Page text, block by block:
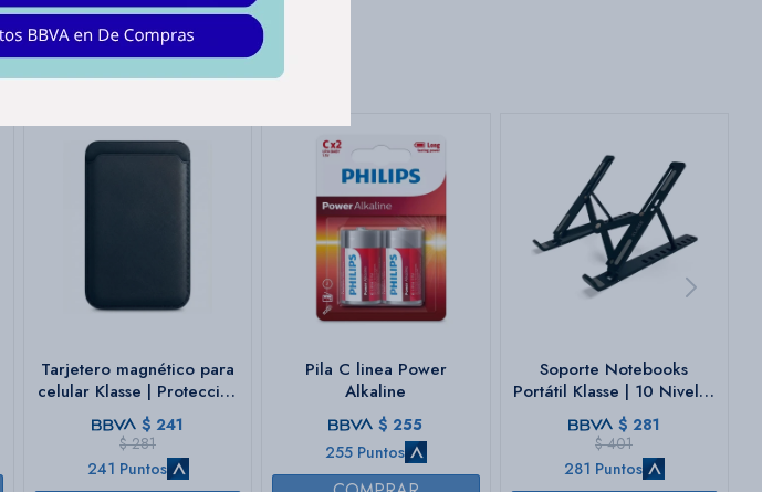
Tarjetero magnético para
celular Klasse | Protección
RFID integrada
$ 241
$ 281
241 Puntos
Pila C linea Power
Alkaline
$ 255
255 Puntos
Soporte Notebooks
Portátil Klasse | 10 Niveles
| Color negro
$ 281
$ 401
281 Puntos